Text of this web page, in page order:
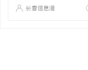
长春信息港